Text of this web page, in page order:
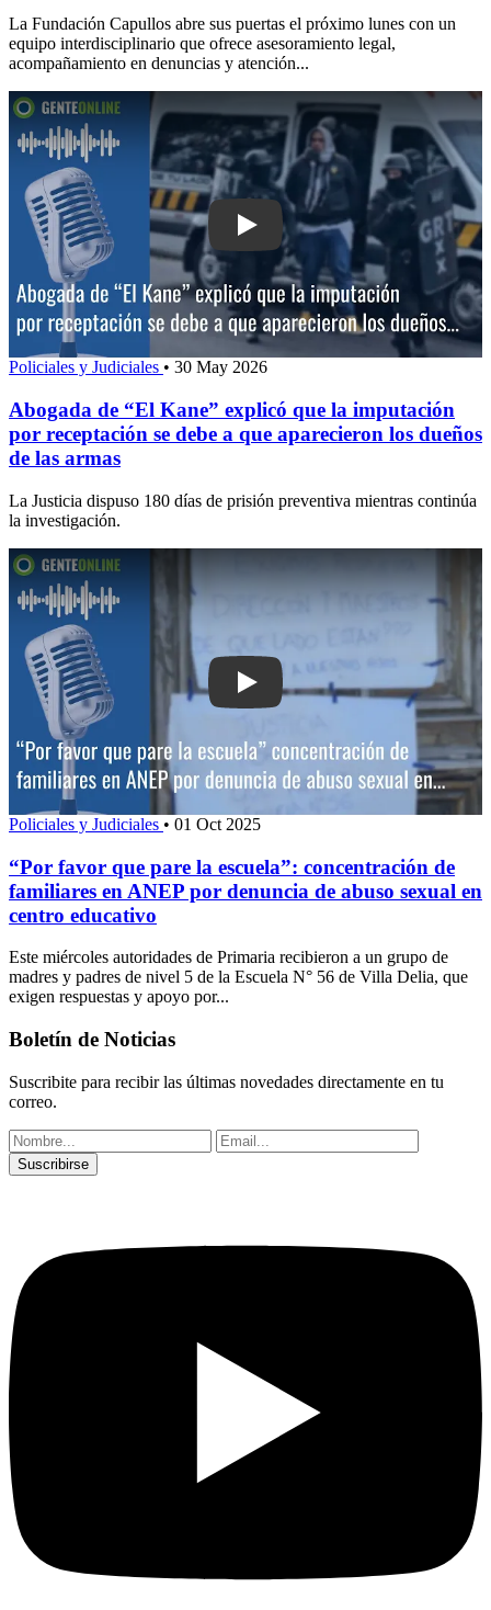
La Fundación Capullos abre sus puertas el próximo lunes con un
equipo interdisciplinario que ofrece asesoramiento legal,
acompañamiento en denuncias y atención...
Play: Abogada de “El Kane” explicó
Policiales y Judiciales • 30 May 2026
Abogada de “El Kane” explicó que la imputación
por receptación se debe a que aparecieron los dueños
de las armas
La Justicia dispuso 180 días de prisión preventiva mientras continúa
la investigación.
Play: “Por favor que pare la escuela”:
Policiales y Judiciales • 01 Oct 2025
“Por favor que pare la escuela”: concentración de
familiares en ANEP por denuncia de abuso sexual en
centro educativo
Este miércoles autoridades de Primaria recibieron a un grupo de
madres y padres de nivel 5 de la Escuela N° 56 de Villa Delia, que
exigen respuestas y apoyo por...
Boletín de Noticias
Suscribite para recibir las últimas novedades directamente en tu
correo.
Suscribirse